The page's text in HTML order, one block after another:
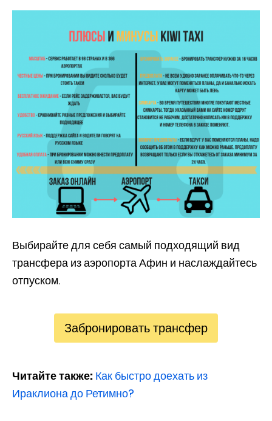
Выбирайте для себя самый подходящий вид
трансфера из аэропорта Афин и наслаждайтесь
отпуском.
Забронировать трансфер
Читайте также: Как быстро доехать из
Ираклиона до Ретимно?